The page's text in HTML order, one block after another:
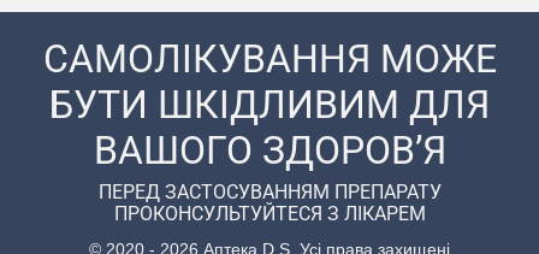
САМОЛІКУВАННЯ МОЖЕ
БУТИ ШКІДЛИВИМ ДЛЯ
ВАШОГО ЗДОРОВ’Я
ПЕРЕД ЗАСТОСУВАННЯМ ПРЕПАРАТУ
ПРОКОНСУЛЬТУЙТЕСЯ З ЛІКАРЕМ
© 2020 - 2026 Аптека D.S. Усі права захищені